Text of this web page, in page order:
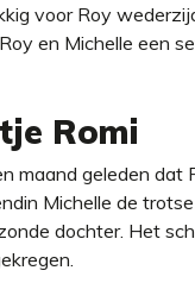
voor Roy
en Michelle een
Romi
maand geleden dat
Michelle de
dochter. Het